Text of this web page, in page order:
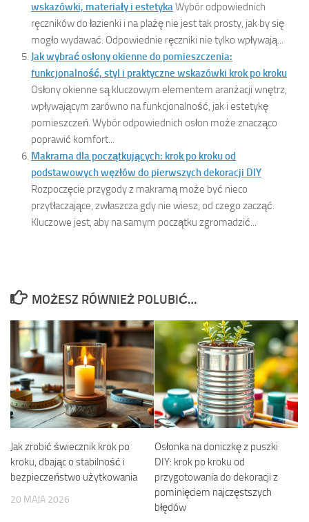
wskazówki, materiały i estetykaWybór odpowiednich
ręczników do łazienki i na plażę nie jest tak prosty, jak by się
mogło wydawać. Odpowiednie ręczniki nie tylko wpływają...
Jak wybrać osłony okienne do pomieszczenia:
funkcjonalność, styl i praktyczne wskazówki krok po kroku
Osłony okienne są kluczowym elementem aranżacji wnętrz,
wpływającym zarówno na funkcjonalność, jak i estetykę
pomieszczeń. Wybór odpowiednich osłon może znacząco
poprawić komfort...
Makrama dla początkujących: krok po kroku od
podstawowych węzłów do pierwszych dekoracji DIY
Rozpoczęcie przygody z makramą może być nieco
przytłaczające, zwłaszcza gdy nie wiesz, od czego zacząć.
Kluczowe jest, aby na samym początku zgromadzić...
MOŻESZ RÓWNIEŻ POLUBIĆ…
Jak zrobić świecznik krok po
kroku, dbając o stabilność i
bezpieczeństwo użytkowania
20 MAJA 2026
Osłonka na doniczkę z puszki
DIY: krok po kroku od
przygotowania do dekoracji z
pominięciem najczęstszych
błędów